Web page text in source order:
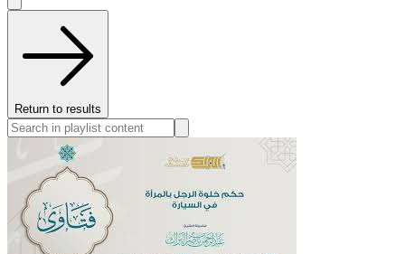
Return to results